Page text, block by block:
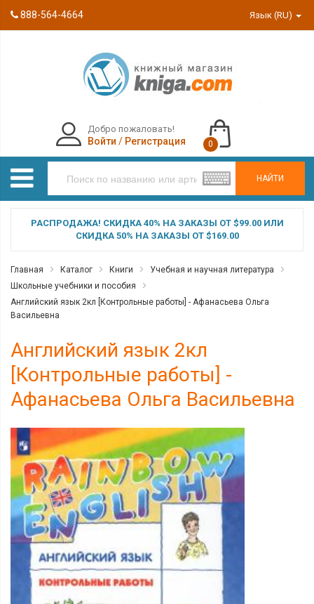
888-564-4664 Язык (RU)
НАЙТИ
Добро пожаловать!
Войти / Регистрация 0
РАСПРОДАЖА! СКИДКА 40% НА ЗАКАЗЫ ОТ $99.00 ИЛИ
СКИДКА 50% НА ЗАКАЗЫ ОТ $169.00
Главная Каталог Книги
Учебная и научная литература
Школьные учебники и пособия
Английский язык 2кл [Контрольные работы] - Афанасьева Ольга
Васильевна
Английский язык 2кл
[Контрольные работы] -
Афанасьева Ольга Васильевна